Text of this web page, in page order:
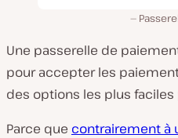
Une passerelle de
pour accepter les
des options les plus
Parce que contrairement à